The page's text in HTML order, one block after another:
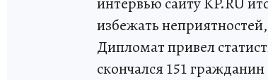
избежать
Дипломат привел
скончался 151